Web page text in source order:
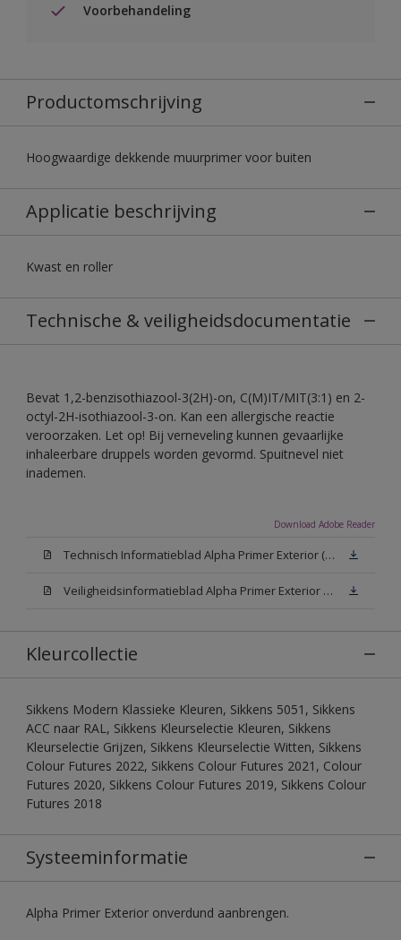
Voorbehandeling
Productomschrijving
Hoogwaardige dekkende muurprimer voor buiten
Applicatie beschrijving
Kwast en roller
Technische & veiligheidsdocumentatie
Bevat 1,2-benzisothiazool-3(2H)-on, C(M)IT/MIT(3:1) en 2-
octyl-2H-isothiazool-3-on. Kan een allergische reactie
veroorzaken. Let op! Bij verneveling kunnen gevaarlijke
inhaleerbare druppels worden gevormd. Spuitnevel niet
inademen.
Download Adobe Reader
Technisch Informatieblad Alpha Primer Exterior (PDF)
Veiligheidsinformatieblad Alpha Primer Exterior White W05 (MSDS)
Kleurcollectie
Sikkens Modern Klassieke Kleuren, Sikkens 5051, Sikkens
ACC naar RAL, Sikkens Kleurselectie Kleuren, Sikkens
Kleurselectie Grijzen, Sikkens Kleurselectie Witten, Sikkens
Colour Futures 2022, Sikkens Colour Futures 2021, Colour
Futures 2020, Sikkens Colour Futures 2019, Sikkens Colour
Futures 2018
Systeeminformatie
Alpha Primer Exterior onverdund aanbrengen.